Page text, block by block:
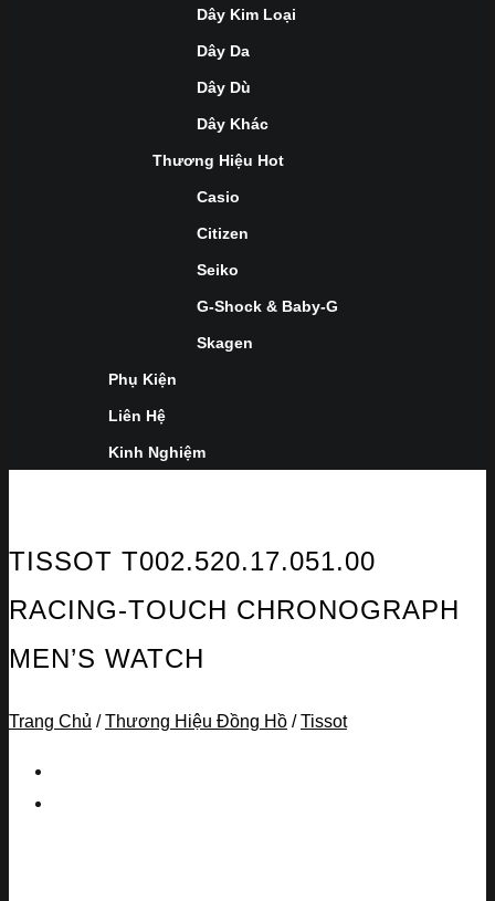
Dây Kim Loại
Dây Da
Dây Dù
Dây Khác
Thương Hiệu Hot
Casio
Citizen
Seiko
G-Shock & Baby-G
Skagen
Phụ Kiện
Liên Hệ
Kinh Nghiệm
TISSOT T002.520.17.051.00
RACING-TOUCH CHRONOGRAPH
MEN’S WATCH
Trang Chủ / Thương Hiệu Đồng Hồ / Tissot